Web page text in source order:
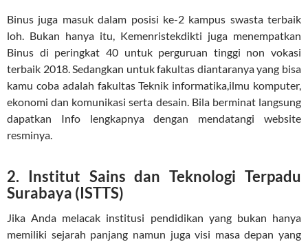
Binus juga masuk dalam posisi ke-2 kampus swasta terbaik
loh. Bukan hanya itu, Kemenristekdikti juga menempatkan
Binus di peringkat 40 untuk perguruan tinggi non vokasi
terbaik 2018. Sedangkan untuk fakultas diantaranya yang bisa
kamu coba adalah fakultas Teknik informatika,ilmu komputer,
ekonomi dan komunikasi serta desain. Bila berminat langsung
dapatkan Info lengkapnya dengan mendatangi website
resminya.
2. Institut Sains dan Teknologi Terpadu
Surabaya (ISTTS)
Jika Anda melacak institusi pendidikan yang bukan hanya
memiliki sejarah panjang namun juga visi masa depan yang